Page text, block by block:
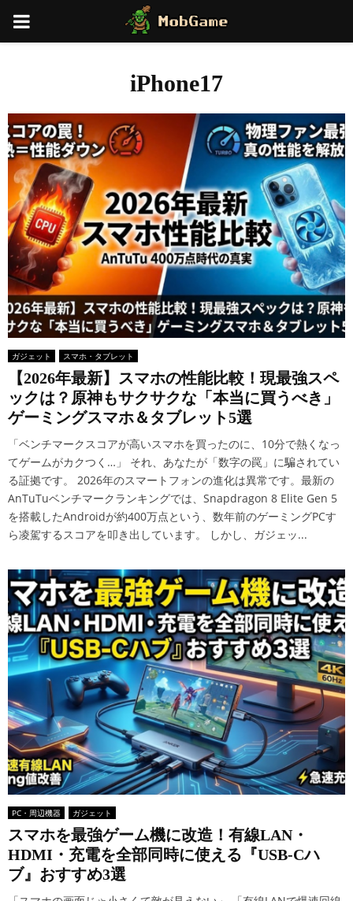
PRIMARY
iPhone17
ガジェット スマホ・タブレット
【2026年最新】スマホの性能比較！現最強スペ
ックは？原神もサクサクな「本当に買うべき」
ゲーミングスマホ＆タブレット5選
「ベンチマークスコアが高いスマホを買ったのに、10分で熱くなっ
てゲームがカクつく…」 それ、あなたが「数字の罠」に騙されてい
る証拠です。 2026年のスマートフォンの進化は異常です。最新の
AnTuTuベンチマークランキングでは、Snapdragon 8 Elite Gen 5
を搭載したAndroidが約400万点という、数年前のゲーミングPCす
ら凌駕するスコアを叩き出しています。 しかし、ガジェッ...
PC・周辺機器 ガジェット
スマホを最強ゲーム機に改造！有線LAN・
HDMI・充電を全部同時に使える『USB-Cハ
ブ』おすすめ3選